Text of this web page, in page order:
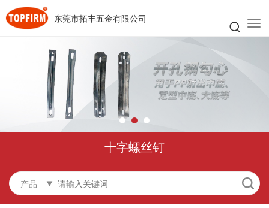
东莞市拓丰五金有限公司
十字螺丝钉
产品